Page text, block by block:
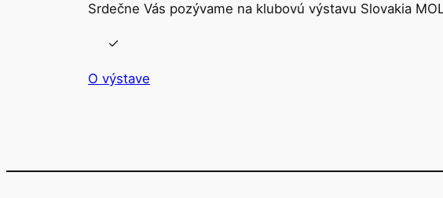
Srdečne Vás pozývame na klubovú výstavu Slovakia
O výstave